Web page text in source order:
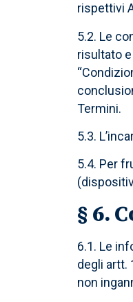
rispettivi
5.2. Le
risultato
Termini.
5.3.
5.4. Per
§ 6.
6.1. Le
degli artt.
non